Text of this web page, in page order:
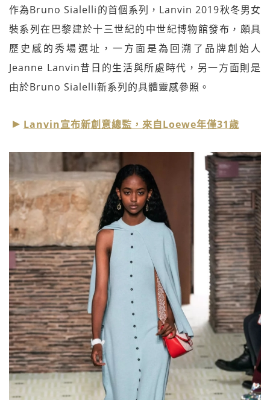
作為Bruno Sialelli的首個系列，Lanvin 2019秋冬男女
裝系列在巴黎建於十三世紀的中世紀博物館發布，頗具
歷史感的秀場選址，一方面是為回溯了品牌創始人
Jeanne Lanvin昔日的生活與所處時代，另一方面則是
由於Bruno Sialelli新系列的具體靈感參照。
Lanvin宣布新創意總監，來自Loewe年僅31歲